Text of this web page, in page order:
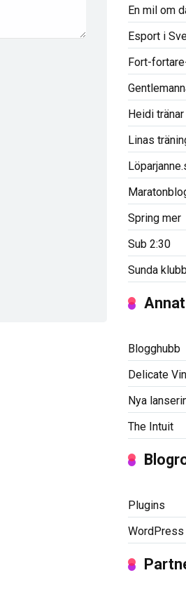
En mil om
Esport i
Fort-
Heidi tränar
Linas
Spring mer
Sub 2:30
Sunda
Annat
Blogghubb
Delicate
Nya
The Intuit
Plugins